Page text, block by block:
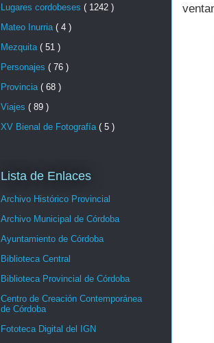
Lugares cordobeses ( 1242 )
Mateo Inurria ( 4 )
Mezquita ( 51 )
Personajes ( 76 )
Provincia ( 68 )
Viajes ( 89 )
XV Bienal de Fotografía ( 5 )
Lista de Enlaces
Archivo Histórico Provincial
Archivo Municipal de Córdoba
Ayuntamiento de Córdoba
Biblioteca Central
Biblioteca Provincial de Córdoba
Centro de Creación Contemporánea
de Córdoba
Fototeca Digital del IGN